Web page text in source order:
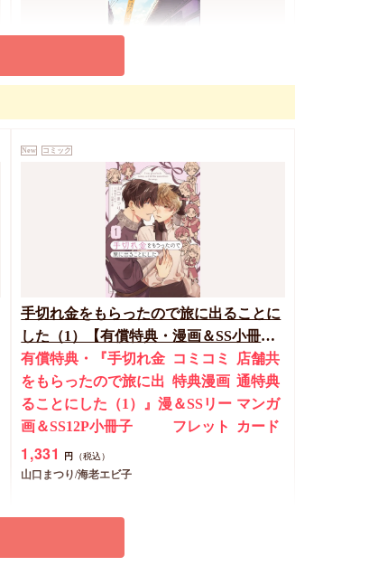
まほろばデイズ
カートに入れる
New コミック
手切れ金をもらったので旅に出ることに
した（1）【有償特典・漫画＆SS小冊
子】
有償特典・『手切れ金
をもらったので旅に出
ることにした（1）』漫
画＆SS12P小冊子
コミコミ
特典漫画
＆SSリー
フレット
店舗共
通特典
マンガ
カード
1,331 円 （税込）
山口まつり/海老エビ子